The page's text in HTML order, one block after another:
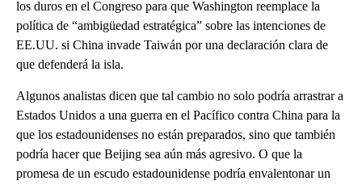
los duros en el Congreso para que Washington reemplace la
política de “ambigüedad estratégica” sobre las intenciones de
EE.UU. si China invade Taiwán por una declaración clara de
que defenderá la isla.
Algunos analistas dicen que tal cambio no solo podría arrastrar a
Estados Unidos a una guerra en el Pacífico contra China para la
que los estadounidenses no están preparados, sino que también
podría hacer que Beijing sea aún más agresivo. O que la
promesa de un escudo estadounidense podría envalentonar un